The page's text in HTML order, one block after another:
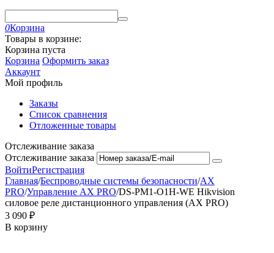
0Корзина
Товары в корзине:
Корзина пуста
Корзина Оформить заказ
Аккаунт
Мой профиль
Заказы
Список сравнения
Отложенные товары
Отслеживание заказа
Отслеживание заказа
ВойтиРегистрация
Главная/Беспроводные системы безопасности/AX
PRO/Управление AX PRO/DS-PM1-O1H-WE Hikvision
силовое реле дистанционного управления (AX PRO)
3 090 ₽
В корзину